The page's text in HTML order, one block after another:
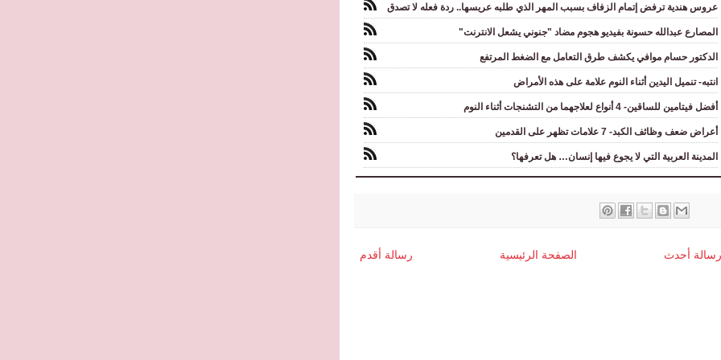
عروس هندية ترفض إتمام الزفاف بسبب المهر الذي طلبه عريسها.. ردة فعله لا تصدق
المصارع عبدالله حسونة بفيديو هجوم مضاد "جنوني يشعل الانترنت"
الدكتور حسام موافي يكشف طرق التعامل مع الضغط المرتفع
انتبه- تنميل اليدين أثناء النوم علامة على هذه الأمراض
أفضل فيتامين للساقين- 4 أنواع لعلاجهما من التشنجات أثناء النوم
أعراض ضعف وظائف الكبد- 7 علامات تظهر على القدمين
المدينة العربية التي لا يجوع فيها إنسان… هل تعرفها؟
رسالة أحدث رسالة أقدم الصفحة الرئيسية